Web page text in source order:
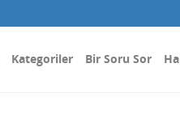
Kategoriler Bir Soru Sor